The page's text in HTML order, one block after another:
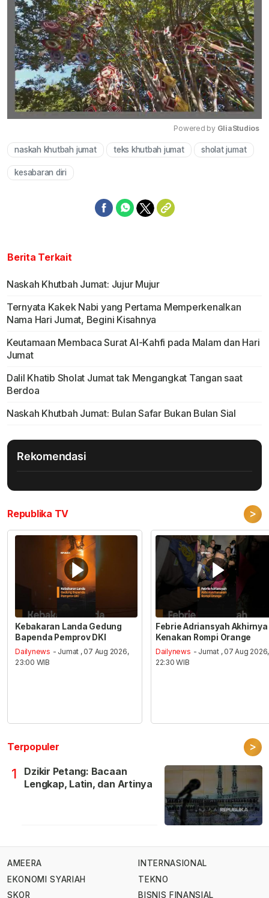
Mute
Powered by GliaStudios
naskah khutbah jumat teks khutbah jumat sholat jumat
kesabaran diri
Berita Terkait
Naskah Khutbah Jumat: Jujur Mujur
Ternyata Kakek Nabi yang Pertama Memperkenalkan
Nama Hari Jumat, Begini Kisahnya
Keutamaan Membaca Surat Al-Kahfi pada Malam dan Hari
Jumat
Dalil Khatib Sholat Jumat tak Mengangkat Tangan saat
Berdoa
Naskah Khutbah Jumat: Bulan Safar Bukan Bulan Sial
Rekomendasi
Republika TV >
Kebakaran Landa Gedung
Bapenda Pemprov DKI
Dailynews - Jumat , 07 Aug 2026,
23:00 WIB
Febrie Adriansyah Akhirnya
Kenakan Rompi Orange
Dailynews - Jumat , 07 Aug 2026,
22:30 WIB
Terpopuler >
1
Dzikir Petang: Bacaan
Lengkap, Latin, dan Artinya
AMEERA
EKONOMI SYARIAH
SKOR
INTERNASIONAL
TEKNO
BISNIS FINANSIAL